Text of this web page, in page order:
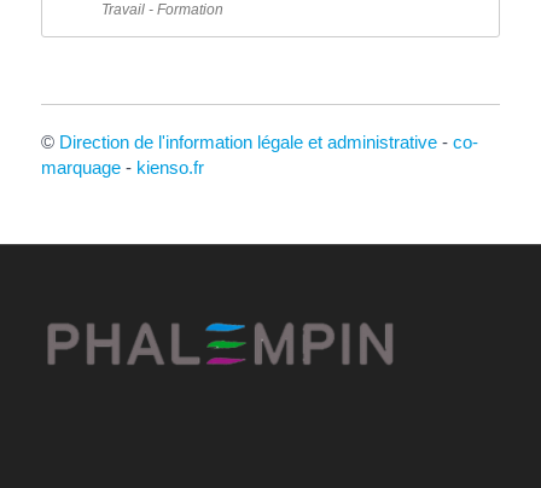
Travail - Formation
© Direction de l'information légale et administrative- co-
marquage- kienso.fr